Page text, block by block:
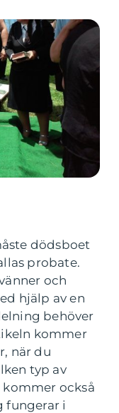
dödsboet
probate.
och
hjälp av en
behöver
kommer
när du
typ av
också
fungerar i